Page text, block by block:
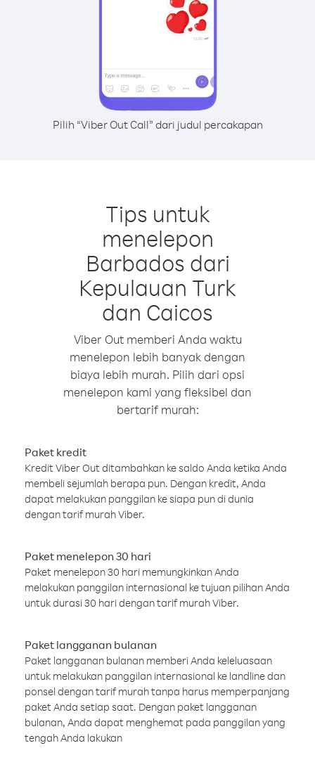
Pilih “Viber Out Call” dari judul percakapan
Tips untuk
menelepon
Barbados dari
Kepulauan Turk
dan Caicos
Viber Out memberi Anda waktu
menelepon lebih banyak dengan
biaya lebih murah. Pilih dari opsi
menelepon kami yang fleksibel dan
bertarif murah:
Paket kredit
Kredit Viber Out ditambahkan ke saldo Anda ketika Anda
membeli sejumlah berapa pun. Dengan kredit, Anda
dapat melakukan panggilan ke siapa pun di dunia
dengan tarif murah Viber.
Paket menelepon 30 hari
Paket menelepon 30 hari memungkinkan Anda
melakukan panggilan internasional ke tujuan pilihan Anda
untuk durasi 30 hari dengan tarif murah Viber.
Paket langganan bulanan
Paket langganan bulanan memberi Anda keleluasaan
untuk melakukan panggilan internasional ke landline dan
ponsel dengan tarif murah tanpa harus memperpanjang
paket Anda setiap saat. Dengan paket langganan
bulanan, Anda dapat menghemat pada panggilan yang
tengah Anda lakukan